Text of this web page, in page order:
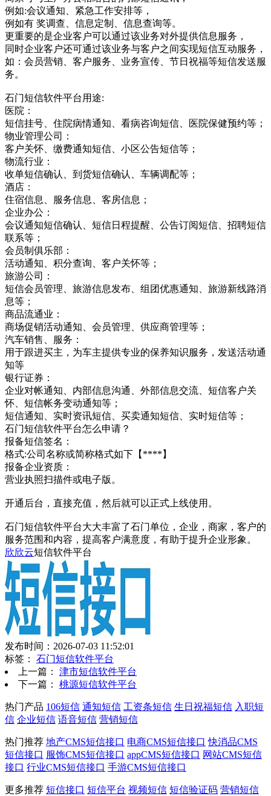
例如:会议通知、紧急工作安排等，
例如有 奖调查、信息定制、信息查询等。
更重要的是企业客户可以通过该业务对外提供信息服务，
同时企业客户还可通过该业务与客户之间实现短信互动服务，
如：会员营销、客户服务、业务宣传、节日祝福等短信发送服
务。
石门短信软件平台用途:
医院：
短信挂号、住院病情通知、看病咨询短信、医院保健预约等；
物业管理公司：
客户关怀、缴费通知短信、小区公告短信等；
物流行业：
收单短信确认、到货短信确认、车辆调配等；
酒店：
住宿信息、服务信息、客房信息；
企业办公：
会议通知短信确认、短信日程提醒、公告订阅短信、招聘短信
联系等；
会员制俱乐部：
活动通知、积分查询、客户关怀等；
旅游公司：
短信会员管理、旅游信息发布、组团优惠通知、旅游新线路消
息等；
商品流通业：
商场促销活动通知、会员管理、供应商管理等；
汽车销售、服务：
用于跟进买主，为车主提供专业的保养知识服务，发送活动通
知等
银行证券：
企业对帐通知、内部信息沟通、外部信息交流、短信客户关
怀、短信帐务变动通知等；
短信通知、实时资讯短信、买卖通知短信、实时短信等；
石门短信软件平台怎么申请？
报备短信签名：
格式:公司名称或简称格式如下【****】
报备企业资质：
营业执照扫描件或电子版。
开通后台，直接充值，然后就可以正式上线使用。
石门短信软件平台大大丰富了石门单位，企业，商家，客户的
服务范围和内容，提高客户满意度，有助于提升企业形象。
欣欣云短信软件平台
发布时间：2026-07-03 11:52:01
标签： 石门短信软件平台
上一篇： 津市短信软件平台
下一篇： 桃源短信软件平台
热门产品 106短信 通知短信 工资条短信 生日祝福短信 入职短
信 企业短信 语音短信 营销短信
热门推荐 地产CMS短信接口 电商CMS短信接口 快消品CMS
短信接口 服饰CMS短信接口 appCMS短信接口 网站CMS短信
接口 行业CMS短信接口 手游CMS短信接口
更多推荐 短信接口 短信平台 视频短信 短信验证码 营销短信